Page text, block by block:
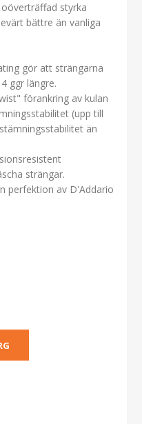
styrka
bättre än vanliga
gör att strängarna
ggr längre.
förankring av kulan
(upp till
än
strängar.
perfektion av D'Addario